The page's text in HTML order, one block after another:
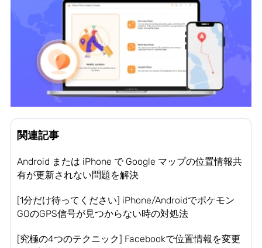
関連記事
Android または iPhone で Google マップの位置情報共
有が更新されない問題を解決
[1分だけ待ってください] iPhone/Androidでポケモン
GOのGPS信号が見つからない時の対処法
[究極の4つのテクニック] Facebookで位置情報を変更